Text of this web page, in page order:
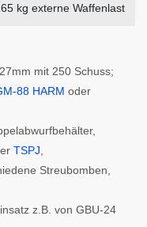
kg externe Waffenlast
mit 250 Schuss;
88 HARM oder
TSPJ
Streubomben,
z.B. von GBU-24